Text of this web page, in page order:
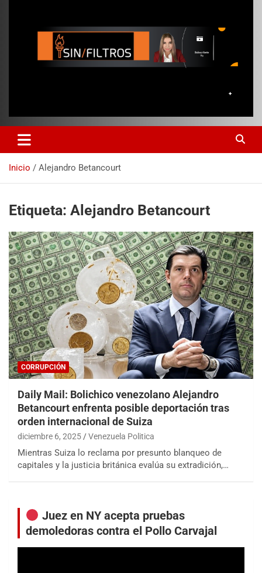
Inicio Alejandro Betancourt
Etiqueta: Alejandro Betancourt
CORRUPCIÓN
Daily Mail: Bolichico venezolano Alejandro
Betancourt enfrenta posible deportación tras
orden internacional de Suiza
diciembre 6, 2025 Venezuela Politica
Mientras Suiza lo reclama por presunto blanqueo de
capitales y la justicia británica evalúa su extradición,…
Juez en NY acepta pruebas
demoledoras contra el Pollo Carvajal